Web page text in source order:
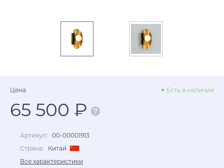
Цена Есть в наличии
65 500 ₽
Артикул: 00-00001913
Страна:
Китай
Все характеристики